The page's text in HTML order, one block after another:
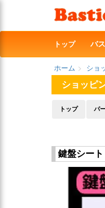
トップ バ
ホーム ショ
ショッピ
トップ パ
鍵盤シート